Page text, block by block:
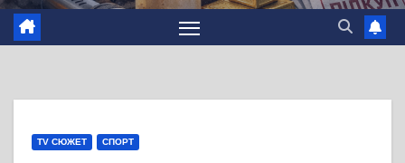
TV СЮЖЕТ СПОРТ